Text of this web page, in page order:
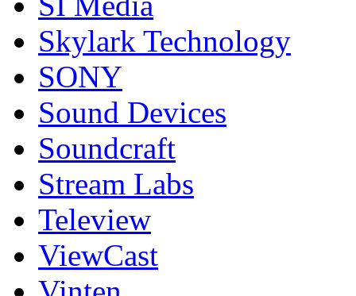
Skylark Technology
SONY
Sound Devices
Soundcraft
Stream Labs
Teleview
ViewCast